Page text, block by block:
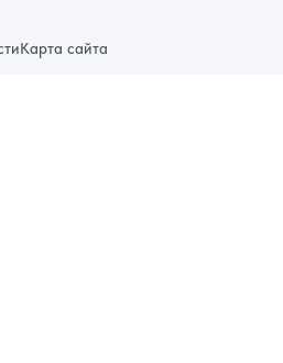
Карта сайта